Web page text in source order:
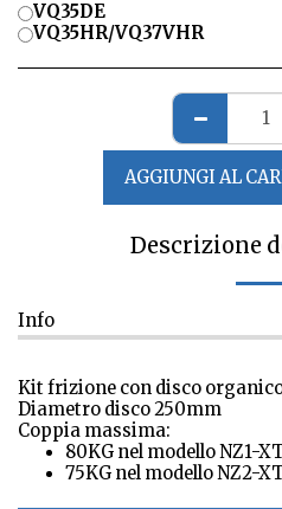
VQ35DE
VQ35HR/VQ37VHR
AGGIUNGI AL
Descrizione
Info
Kit frizione con disco
Diametro disco 250mm
Coppia massima:
80KG nel modello NZ1-
75KG nel modello NZ2-